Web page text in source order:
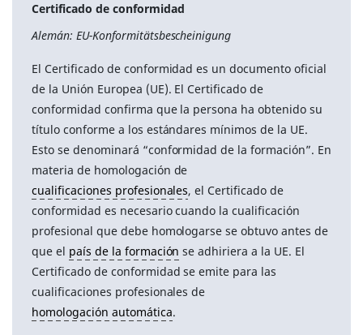
Certificado de conformidad
Alemán: EU-Konformitätsbescheinigung
El Certificado de conformidad es un documento oficial
de la Unión Europea (UE). El Certificado de
conformidad confirma que la persona ha obtenido su
título conforme a los estándares mínimos de la UE.
Esto se denominará “conformidad de la formación”. En
materia de homologación de
cualificaciones profesionales, el Certificado de
conformidad es necesario cuando la cualificación
profesional que debe homologarse se obtuvo antes de
que el país de la formación se adhiriera a la UE. El
Certificado de conformidad se emite para las
cualificaciones profesionales de
homologación automática.